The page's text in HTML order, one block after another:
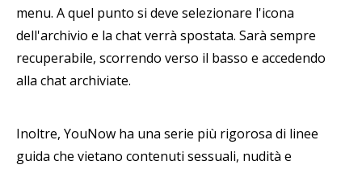
menu. A quel punto si deve selezionare l'icona
dell'archivio e la chat verrà spostata. Sarà sempre
recuperabile, scorrendo verso il basso e accedendo
alla chat archiviate.
Inoltre, YouNow ha una serie più rigorosa di linee
guida che vietano contenuti sessuali, nudità e